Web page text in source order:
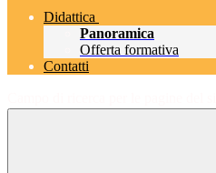
Didattica
Panoramica
Offerta formativa
Contatti